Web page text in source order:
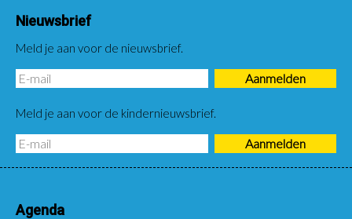
Nieuwsbrief
Meld je aan voor de nieuwsbrief.
Meld je aan voor de kindernieuwsbrief.
Agenda